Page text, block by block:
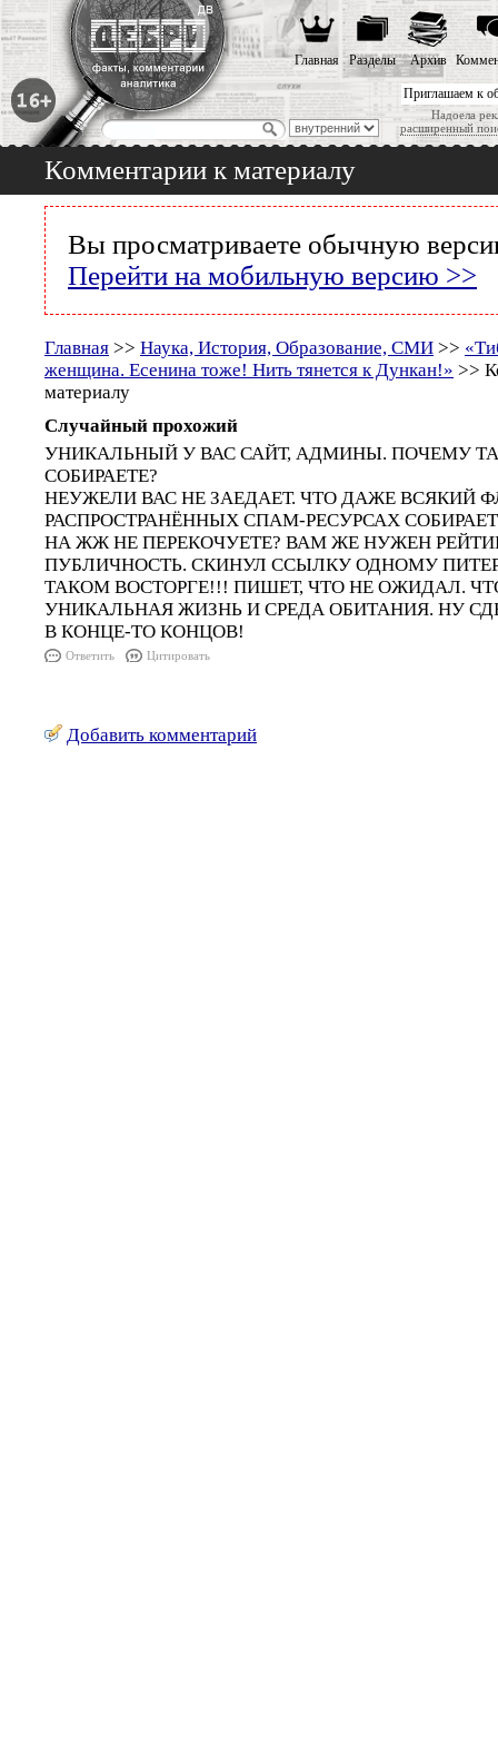
Приглашаем к
Надоела
расширенный
Главная Разделы Архив
Комментарии к материалу
Вы просматриваете обычную
Перейти на мобильную версию >>
Главная >> Наука, История, Образование, СМИ >>
женщина. Есенина тоже! Нить тянется к Дункан!» >>
материалу
Случайный прохожий
УНИКАЛЬНЫЙ У ВАС САЙТ, АДМИНЫ. ПОЧЕМУ
СОБИРАЕТЕ?
НЕУЖЕЛИ ВАС НЕ ЗАЕДАЕТ. ЧТО ДАЖЕ ВСЯКИЙ
РАСПРОСТРАНЁННЫХ СПАМ-РЕСУРСАХ
НА ЖЖ НЕ ПЕРЕКОЧУЕТЕ? ВАМ ЖЕ НУЖЕН
ПУБЛИЧНОСТЬ. СКИНУЛ ССЫЛКУ ОДНОМУ
ТАКОМ ВОСТОРГЕ!!! ПИШЕТ, ЧТО НЕ ОЖИДАЛ.
УНИКАЛЬНАЯ ЖИЗНЬ И СРЕДА ОБИТАНИЯ. НУ
В КОНЦЕ-ТО КОНЦОВ!
Ответить Цитировать
Добавить комментарий